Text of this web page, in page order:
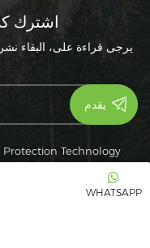
اشترك
يرجى قراءة على، البقاء
Technology
WHATSAPP